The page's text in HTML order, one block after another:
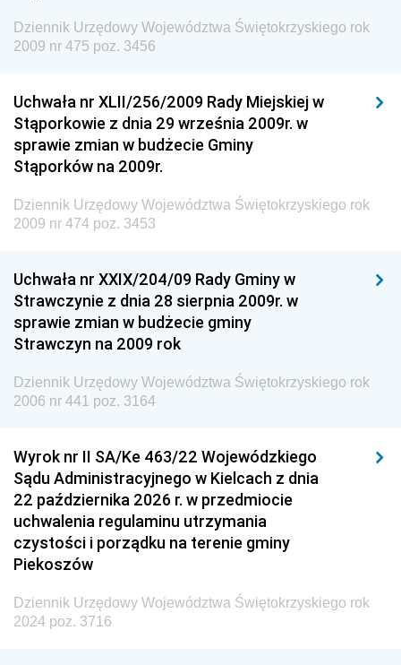
Wewnętrznego
Dziennik Urzędowy Urzędu Patentowego
Dziennik Urzędowy Generalnej Dyrekcji Dróg
Krajowych i Autostrad
Dziennik Urzędowy Ministra Środowiska
Dziennik Urzędowy Ministra Edukacji
Dziennik Urzędowy Ministra Przemysłu
Dziennik Urzędowy Ministra Finansów i Gospodarki
Dziennik Urzędowy Ministra do Spraw Unii
Dziennik Urzędowy Agencji Wywiadu
Dziennik Urzędowy Województwa Świętokrzyskiego rok
2009 nr 475 poz. 3456
Uchwała nr XLII/256/2009 Rady Miejskiej w
Stąporkowie z dnia 29 września 2009r. w
sprawie zmian w budżecie Gminy
Stąporków na 2009r.
Dziennik Urzędowy Województwa Świętokrzyskiego rok
2009 nr 474 poz. 3453
Uchwała nr XXIX/204/09 Rady Gminy w
Strawczynie z dnia 28 sierpnia 2009r. w
sprawie zmian w budżecie gminy
Strawczyn na 2009 rok
Dziennik Urzędowy Województwa Świętokrzyskiego rok
2006 nr 441 poz. 3164
Wyrok nr II SA/Ke 463/22 Wojewódzkiego
Sądu Administracyjnego w Kielcach z dnia
22 października 2026 r. w przedmiocie
uchwalenia regulaminu utrzymania
czystości i porządku na terenie gminy
Piekoszów
Dziennik Urzędowy Województwa Świętokrzyskiego rok
2024 poz. 3716